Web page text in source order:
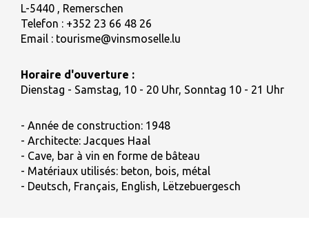
L-5440 , Remerschen
Telefon : +352 23 66 48 26
Email : tourisme@vinsmoselle.lu
Horaire d'ouverture :
Dienstag - Samstag, 10 - 20 Uhr, Sonntag 10 - 21 Uhr
- Année de construction: 1948
- Architecte: Jacques Haal
- Cave, bar à vin en forme de bâteau
- Matériaux utilisés: beton, bois, métal
- Deutsch, Français, English, Lëtzebuergesch